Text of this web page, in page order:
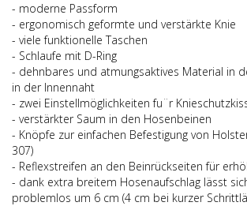
- moderne Passform
- ergonomisch geformte und verstärkte Knie
- viele funktionelle Taschen
- Schlaufe mit D-Ring
- dehnbares und atmungsaktives Material in
in der Innennaht
- zwei Einstellmöglichkeiten fu¨r
- verstärkter Saum in den Hosenbeinen
- Knöpfe zur einfachen Befestigung von
307)
- Reflexstreifen an den Beinrückseiten für
- dank extra breitem Hosenaufschlag lässt
problemlos um 6 cm (4 cm bei kurzer